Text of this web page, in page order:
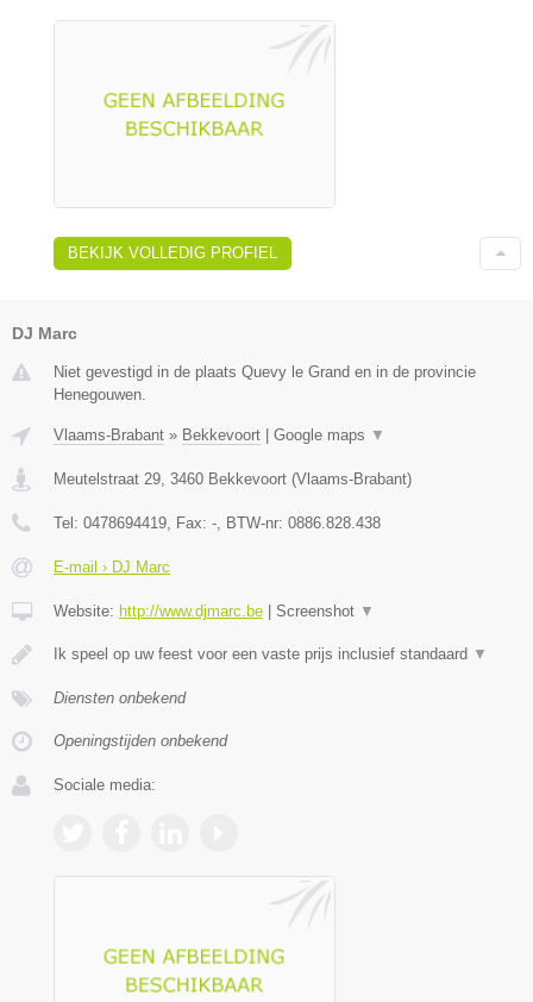
BEKIJK VOLLEDIG PROFIEL
DJ Marc
Niet gevestigd in de plaats Quevy le Grand en in de provincie
Henegouwen.
Vlaams-Brabant » Bekkevoort Google maps ▼
Meutelstraat 29, 3460 Bekkevoort (Vlaams-Brabant)
Tel: 0478694419, Fax: -, BTW-nr: 0886.828.438
E-mail › DJ Marc
Website: http://www.djmarc.be Screenshot ▼
Ik speel op uw feest voor een vaste prijs inclusief standaard ▼
Diensten onbekend
Openingstijden onbekend
Sociale media: